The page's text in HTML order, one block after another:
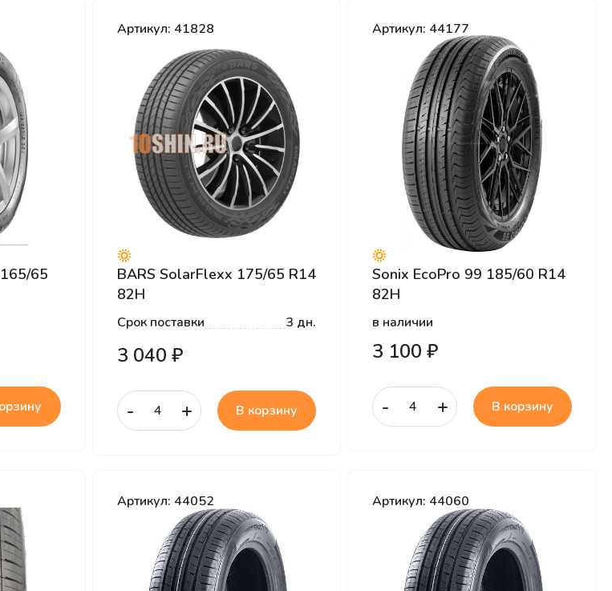
65
Артикул: 41828
BARS SolarFlexx 175/65 R14
82H
Срок поставки 3 дн.
3 040 ₽
- + В корзину
Артикул: 44177
Sonix EcoPro 99 185/60 R14
82H
в наличии
3 100 ₽
- + В корзину
Артикул: 44052 Артикул: 44060